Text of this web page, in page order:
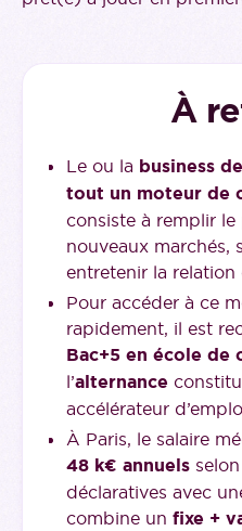
À
Le ou la business
tout un moteur de
consiste à remplir
nouveaux marchés,
entretenir la relation
Pour accéder à ce
rapidement, il est
Bac+5 en école de
l’alternance
accélérateur
À Paris, le salaire
48 k€ annuels
déclaratives avec
combine un fixe +